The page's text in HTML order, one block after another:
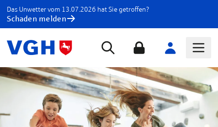
Das Unwetter vom 13.07.2026 hat Sie getroffen?
Schaden melden